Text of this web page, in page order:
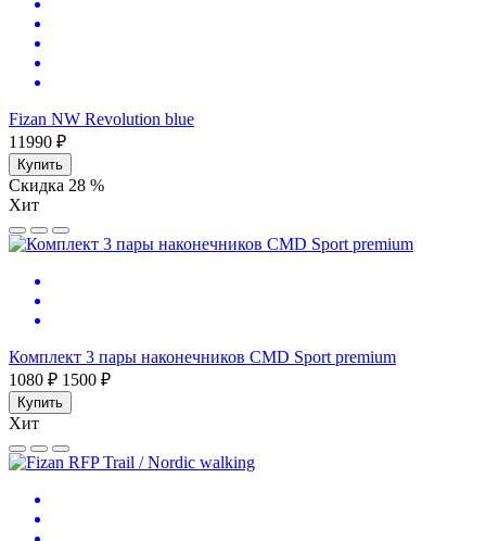
Fizan NW Revolution blue
11990 ₽
Купить
Скидка 28 %
Хит
Комплект 3 пары наконечников CMD Sport premium
1080 ₽ 1500 ₽
Купить
Хит